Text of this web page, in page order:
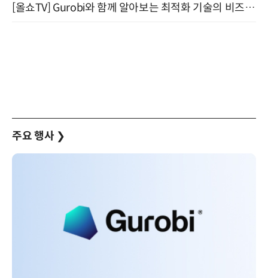
[올쇼TV] Gurobi와 함께 알아보는 최적화 기술의 비즈니스 활용 (8월 20일 생방송)
주요 행사 ❯